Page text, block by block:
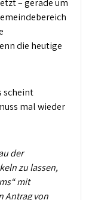
– gerade um
die heutige
scheint
mal wieder
der
zu lassen,
mit
Antrag von